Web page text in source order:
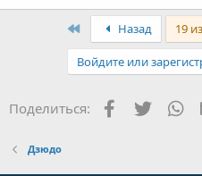
Назад 19
Войдите или
Поделиться: Facebook
Twitter
Дзюдо